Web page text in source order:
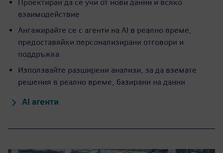
Проектиран да се учи от нови данни и всяко
взаимодействие
Ангажирайте се с агенти на AI в реално време,
предоставяйки персонализирани отговори и
поддръжка
Използвайте разширени анализи, за да вземате
решения в реално време, базирани на данни
AI агенти